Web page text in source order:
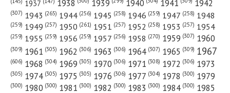
№ 259 от ноября 1924 года — «Красный Север»
1937 1938 1939 1940 1941 1942
(307) 1943 (265) 1944 (256) 1945 (258) 1946 (259) 1947 (258) 1948
(259) 1949 (257) 1950 (261) 1951 (257) 1952 (258) 1953 (257) 1954
(259) 1955 (259) 1956 (259) 1957 (256) 1958 (270) 1959 (307) 1960
(309) 1961 (305) 1962 (306) 1963 (306) 1964 (307) 1965 (309) 1967
(606) 1968 (304) 1969 (305) 1970 (306) 1971 (308) 1972 (306) 1973
(305) 1974 (305) 1975 (305) 1976 (306) 1977 (304) 1978 (300) 1979
(300) 1980 (300) 1981 (300) 1982 (300) 1983 (300) 1984 (300) 1985